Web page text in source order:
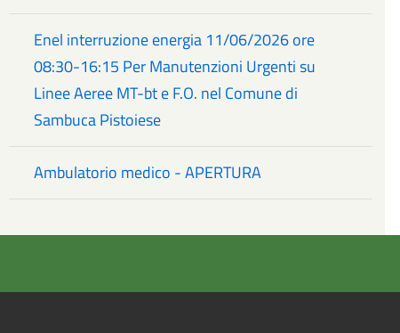
Enel interruzione energia 11/06/2026 ore
08:30-16:15 Per Manutenzioni Urgenti su
Linee Aeree MT-bt e F.O. nel Comune di
Sambuca Pistoiese
Ambulatorio medico - APERTURA